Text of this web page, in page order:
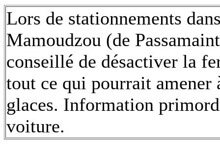
Lors de stationnements
Mamoudzou (de
conseillé de désactiver la
tout ce qui pourrait amener
glaces. Information
voiture.